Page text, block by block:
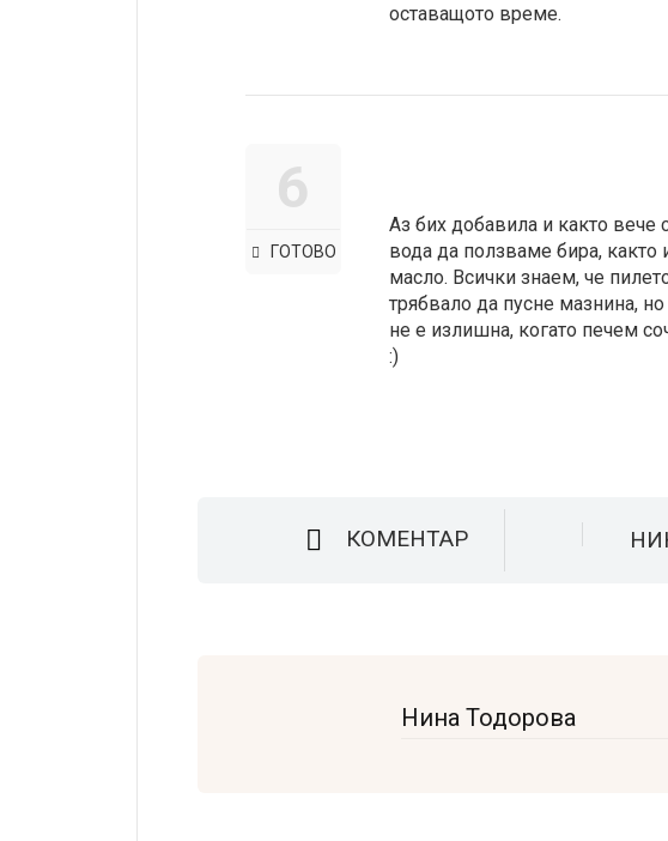
оставащото време.
6
ГОТОВО
Аз бих добавила и както вече
вода да ползваме бира, както
масло. Всички знаем, че
трябвало да пусне мазнина,
не е излишна, когато печем
:)
КОМЕНТАР
Нина Тодорова